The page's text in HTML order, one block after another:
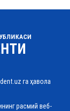
га ҳавола
расмий веб-